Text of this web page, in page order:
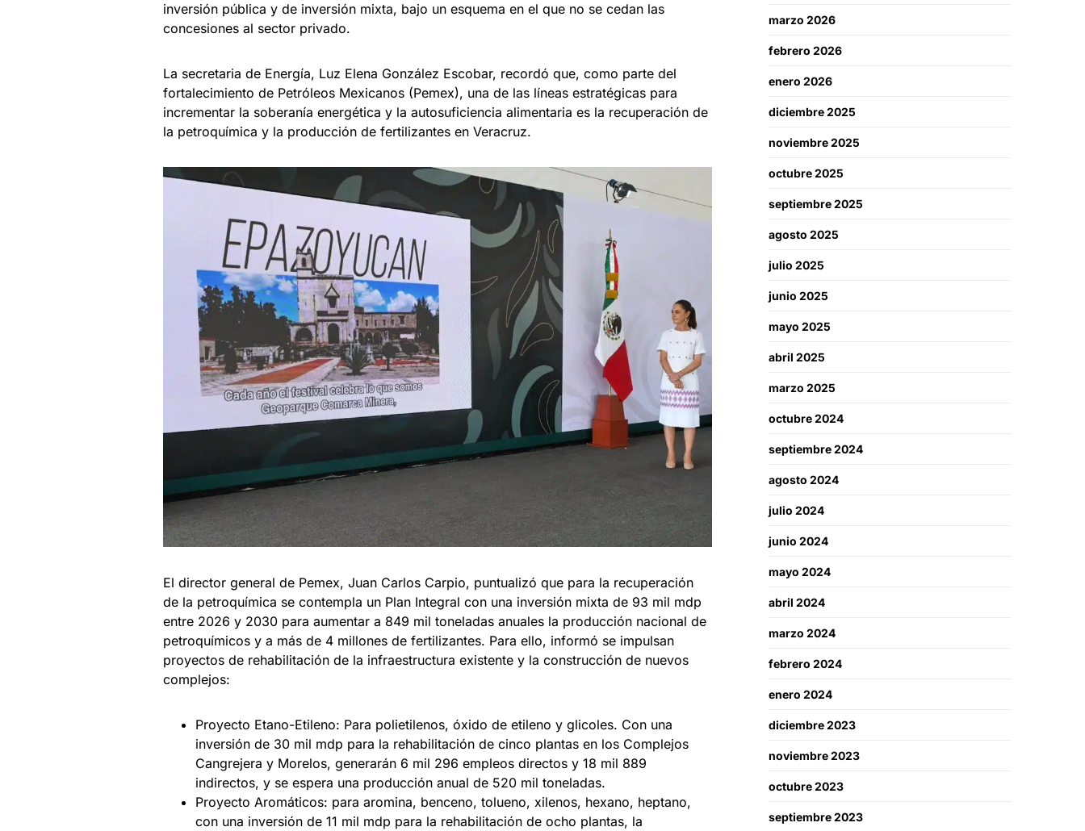
inversión pública y de inversión mixta, bajo un esquema en el que no se cedan las
concesiones al sector privado.
La secretaria de Energía, Luz Elena González Escobar, recordó que, como parte del
fortalecimiento de Petróleos Mexicanos (Pemex), una de las líneas estratégicas para
incrementar la soberanía energética y la autosuficiencia alimentaria es la recuperación de
la petroquímica y la producción de fertilizantes en Veracruz.
El director general de Pemex, Juan Carlos Carpio, puntualizó que para la recuperación
de la petroquímica se contempla un Plan Integral con una inversión mixta de 93 mil mdp
entre 2026 y 2030 para aumentar a 849 mil toneladas anuales la producción nacional de
petroquímicos y a más de 4 millones de fertilizantes. Para ello, informó se impulsan
proyectos de rehabilitación de la infraestructura existente y la construcción de nuevos
complejos:
Proyecto Etano-Etileno: Para polietilenos, óxido de etileno y glicoles. Con una
inversión de 30 mil mdp para la rehabilitación de cinco plantas en los Complejos
Cangrejera y Morelos, generarán 6 mil 296 empleos directos y 18 mil 889
indirectos, y se espera una producción anual de 520 mil toneladas.
Proyecto Aromáticos: para aromina, benceno, tolueno, xilenos, hexano, heptano,
con una inversión de 11 mil mdp para la rehabilitación de ocho plantas, la
marzo 2026
febrero 2026
enero 2026
diciembre 2025
noviembre 2025
octubre 2025
septiembre 2025
agosto 2025
julio 2025
junio 2025
mayo 2025
abril 2025
marzo 2025
octubre 2024
septiembre 2024
agosto 2024
julio 2024
junio 2024
mayo 2024
abril 2024
marzo 2024
febrero 2024
enero 2024
diciembre 2023
noviembre 2023
octubre 2023
septiembre 2023